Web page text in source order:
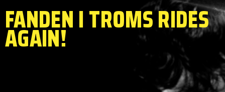
FANDEN I TROMS RIDES
AGAIN!